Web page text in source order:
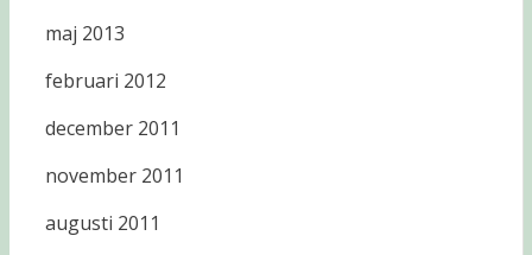
maj 2013
februari 2012
december 2011
november 2011
augusti 2011